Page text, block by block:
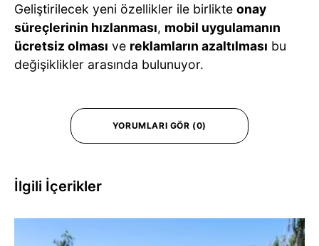
Geliştirilecek yeni özellikler ile birlikte onay
süreçlerinin hızlanması, mobil uygulamanın
ücretsiz olması ve reklamların azaltılması bu
değişiklikler arasında bulunuyor.
YORUMLARI GÖR (0)
İlgili İçerikler